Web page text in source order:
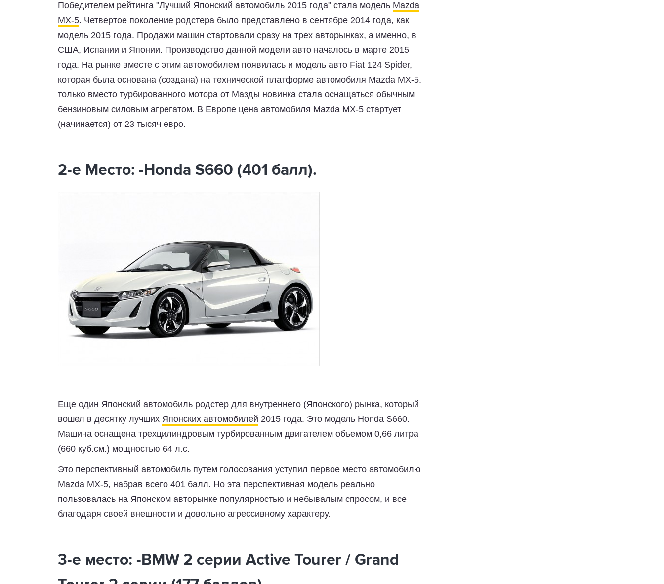
Победителем рейтинга "Лучший Японский автомобиль 2015 года" стала модель Mazda
MX-5. Четвертое поколение родстера было представлено в сентябре 2014 года, как
модель 2015 года. Продажи машин стартовали сразу на трех авторынках, а именно, в
США, Испании и Японии. Производство данной модели авто началось в марте 2015
года. На рынке вместе с этим автомобилем появилась и модель авто Fiat 124 Spider,
которая была основана (создана) на технической платформе автомобиля Mazda MX-5,
только вместо турбированного мотора от Мазды новинка стала оснащаться обычным
бензиновым силовым агрегатом. В Европе цена автомобиля Mazda MX-5 стартует
(начинается) от 23 тысяч евро.
2-е Место: -Honda S660 (401 балл).
Еще один Японский автомобиль родстер для внутреннего (Японского) рынка, который
вошел в десятку лучших Японских автомобилей 2015 года. Это модель Honda S660.
Машина оснащена трехцилиндровым турбированным двигателем объемом 0,66 литра
(660 куб.см.) мощностью 64 л.с.
Это перспективный автомобиль путем голосования уступил первое место автомобилю
Mazda MX-5, набрав всего 401 балл. Но эта перспективная модель реально
пользовалась на Японском авторынке популярностью и небывалым спросом, и все
благодаря своей внешности и довольно агрессивному характеру.
3-е место: -BMW 2 серии Active Tourer / Grand